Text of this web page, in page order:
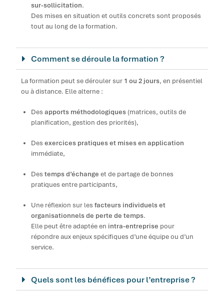
sur-sollicitation.
Des mises en situation et outils concrets sont proposés
tout au long de la formation.
Comment se déroule la formation ?
La formation peut se dérouler sur 1 ou 2 jours, en présentiel
ou à distance. Elle alterne :
Desapports méthodologiques (matrices, outils de
planification, gestion des priorités),
Desexercices pratiques et mises en application
immédiate,
Destemps d’échange et de partage de bonnes
pratiques entre participants,
Une réflexion sur lesfacteurs individuels et
organisationnels de perte de temps.
Elle peut être adaptée en intra-entreprise pour
répondre aux enjeux spécifiques d’une équipe ou d’un
service.
Quels sont les bénéfices pour l’entreprise ?